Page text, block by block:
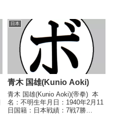
日本
青木 国雄(Kunio Aoki)
青木 国雄(Kunio Aoki)(帝拳) 本
名：不明生年月日：1940年2月11
日国籍：日本戦績：7戦7勝